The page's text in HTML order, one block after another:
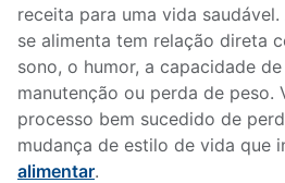
receita para uma vida
se alimenta tem relação direta
sono, o humor, a capacidade
manutenção ou perda de peso.
processo bem sucedido de
mudança de estilo de vida que
alimentar.